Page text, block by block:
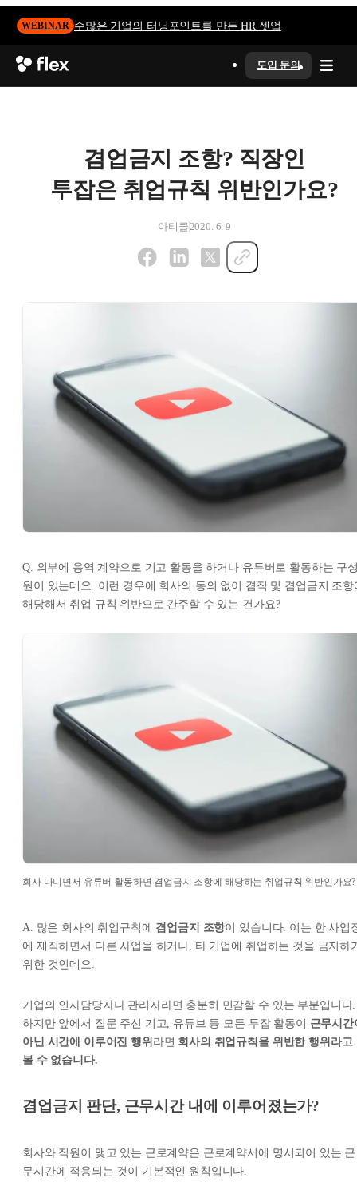
WEBINAR 수많은 기업의 터닝포인트를 만든 HR 셋업
도입 문의
겸업금지 조항? 직장인
투잡은 취업규칙 위반인가요?
아티클 2020. 6. 9
Q. 외부에 용역 계약으로 기고 활동을 하거나 유튜버로 활동하는 구
원이 있는데요. 이런 경우에 회사의 동의 없이 겸직 및 겸업금지 조항
해당해서 취업 규칙 위반으로 간주할 수 있는 건가요?
회사 다니면서 유튜버 활동하면 겸업금지 조항에 해당하는 취업규칙 위반인가요?
A. 많은 회사의 취업규칙에 겸업금지 조항이 있습니다. 이는 한 사업
에 재직하면서 다른 사업을 하거나, 타 기업에 취업하는 것을 금지하
위한 것인데요.
기업의 인사담당자나 관리자라면 충분히 민감할 수 있는 부분입니다.
하지만 앞에서 질문 주신 기고, 유튜브 등 모든 투잡 활동이 근무시간
아닌 시간에 이루어진 행위 라면 회사의 취업규칙을 위반한 행위라고
볼 수 없습니다.
겸업금지 판단, 근무시간 내에 이루어졌는가?
회사와 직원이 맺고 있는 근로계약은 근로계약서에 명시되어 있는 근
무시간에 적용되는 것이 기본적인 원칙입니다.